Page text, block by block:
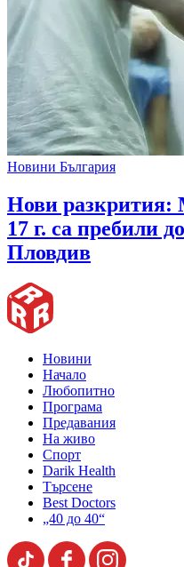
Новини България
Нови разкрития:
17 г. са пребили
Пловдив
Новини
Начало
Любопитно
Програма
Предавания
На живо
Спорт
Darik Health
Търсене
Best Doctors
„40 до 40“